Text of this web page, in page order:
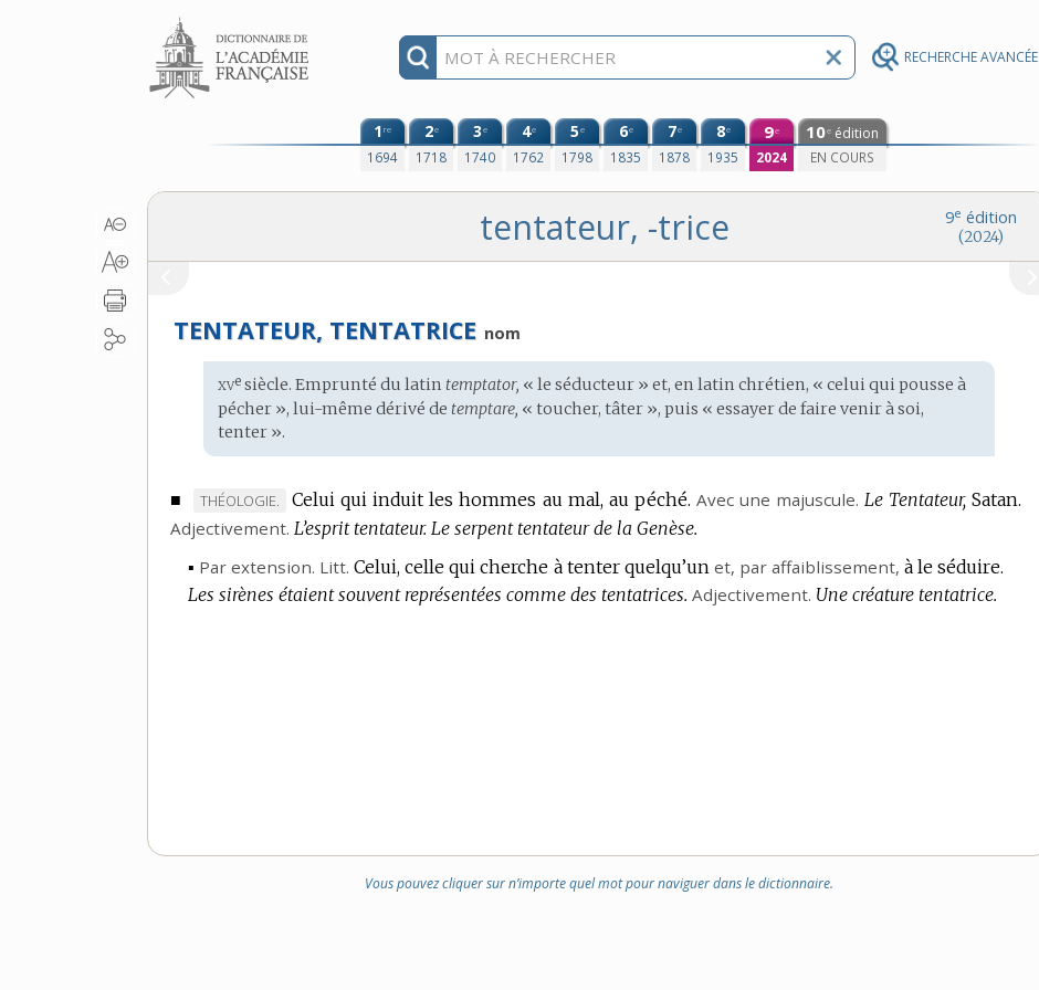
RECHERCHE AVANCÉE
Aller au contenu
1re
1694
2e
1718
3e
1740
4e
1762
5e
1798
6e
1835
7e
1878
8e
1935
9e
2024
10e édition
EN COURS
9e édition
(2024)
tentateur, -trice
TENTATEUR, TENTATRICE nom
Étymologie
:
xve siècle. Emprunté dulatin temptator, « le séducteur » et, enlatin chrétien, « celui qui pousse à
pécher », lui-même dérivé detemptare, « toucher, tâter », puis « essayer de faire venir à soi,
tenter ».
■
MARQUE
DE
THÉOLOGIE. Celui qui induit les hommes au mal, au péché. Avec une majuscule. Le Tentateur, Satan.
Adjectivement. L’esprit tentateur. Le serpent tentateur de la Genèse.
▪ Par extension. Litt. Celui, celle qui cherche à tenter quelqu’un et, par affaiblissement, à le séduire.
Les sirènes étaient souvent représentées comme des tentatrices. Adjectivement. Une créature tentatrice.
Vous pouvez cliquer sur n’importe quel mot pour naviguer dans le dictionnaire.